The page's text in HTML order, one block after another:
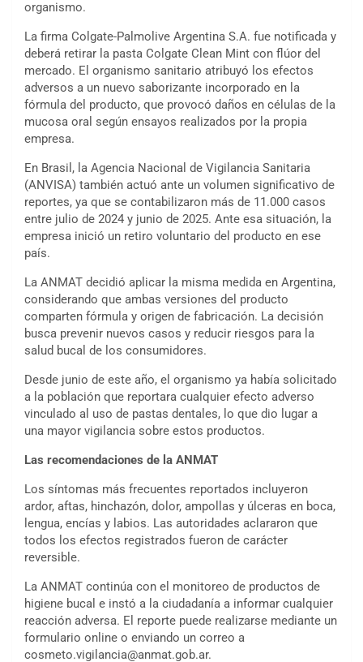
organismo.
La firma Colgate-Palmolive Argentina S.A. fue notificada y
deberá retirar la pasta Colgate Clean Mint con flúor del
mercado. El organismo sanitario atribuyó los efectos
adversos a un nuevo saborizante incorporado en la
fórmula del producto, que provocó daños en células de la
mucosa oral según ensayos realizados por la propia
empresa.
En Brasil, la Agencia Nacional de Vigilancia Sanitaria
(ANVISA) también actuó ante un volumen significativo de
reportes, ya que se contabilizaron más de 11.000 casos
entre julio de 2024 y junio de 2025. Ante esa situación, la
empresa inició un retiro voluntario del producto en ese
país.
La ANMAT decidió aplicar la misma medida en Argentina,
considerando que ambas versiones del producto
comparten fórmula y origen de fabricación. La decisión
busca prevenir nuevos casos y reducir riesgos para la
salud bucal de los consumidores.
Desde junio de este año, el organismo ya había solicitado
a la población que reportara cualquier efecto adverso
vinculado al uso de pastas dentales, lo que dio lugar a
una mayor vigilancia sobre estos productos.
Las recomendaciones de la ANMAT
Los síntomas más frecuentes reportados incluyeron
ardor, aftas, hinchazón, dolor, ampollas y úlceras en boca,
lengua, encías y labios. Las autoridades aclararon que
todos los efectos registrados fueron de carácter
reversible.
La ANMAT continúa con el monitoreo de productos de
higiene bucal e instó a la ciudadanía a informar cualquier
reacción adversa. El reporte puede realizarse mediante un
formulario online o enviando un correo a
cosmeto.vigilancia@anmat.gob.ar.